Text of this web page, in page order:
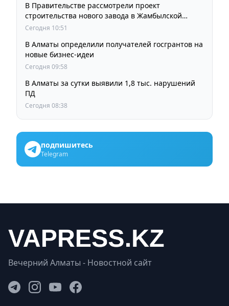
В Правительстве рассмотрели проект
строительства нового завода в Жамбылской
области
Сегодня 10:51
В Алматы определили получателей госгрантов на
новые бизнес-идеи
Сегодня 09:58
В Алматы за сутки выявили 1,8 тыс. нарушений
ПД
Сегодня 08:38
подпишитесь
Telegram
Вечерний Алматы - Новостной сайт